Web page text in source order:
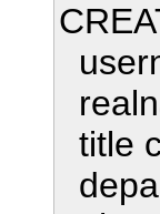
title